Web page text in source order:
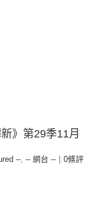
》第29季11月
--, -- 網台 --
0條評